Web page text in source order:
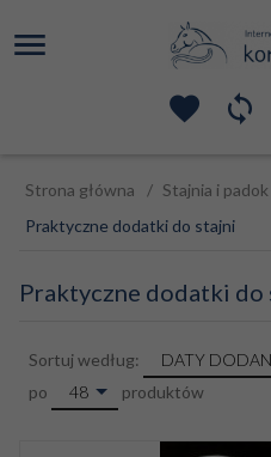
Strona główna
Stajnia i padok
Praktyczne dodatki do stajni
Praktyczne dodatki do
Sortuj według: sortDATY
po
pop48 produktów